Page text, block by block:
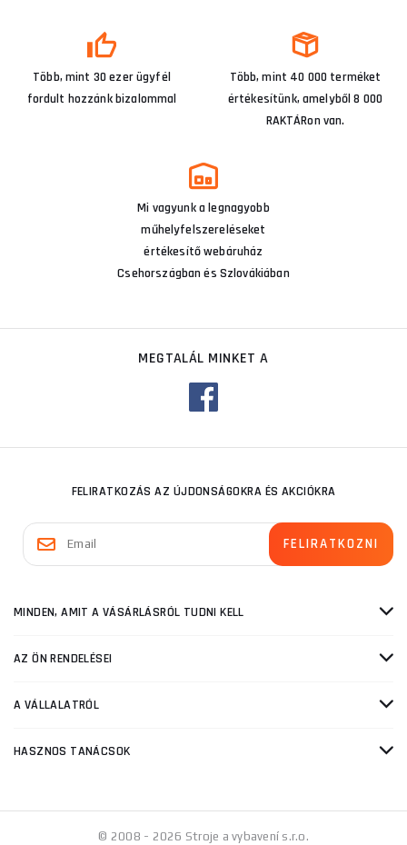
Több, mint 30 ezer ügyfél
fordult hozzánk bizalommal
Több, mint 40 000 terméket
értékesítünk, amelyből 8 000
RAKTÁRon van.
Mi vagyunk a legnagyobb
műhelyfelszereléseket
értékesítő webáruház
Csehországban és Szlovákiában
MEGTALÁL MINKET A
FELIRATKOZÁS AZ ÚJDONSÁGOKRA ÉS AKCIÓKRA
MINDEN, AMIT A VÁSÁRLÁSRÓL TUDNI KELL
AZ ÖN RENDELÉSEI
A VÁLLALATRÓL
HASZNOS TANÁCSOK
© 2008 - 2026 Stroje a vybavení s.r.o.